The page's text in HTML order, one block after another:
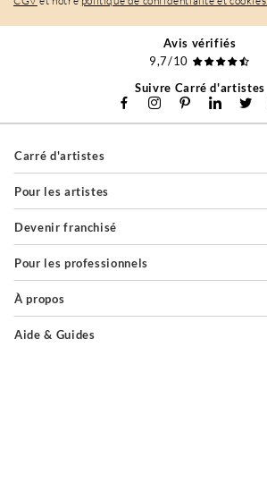
Avis vérifiés
9,7/10
Suivre Carré d'artistes
Carré d'artistes
Pour les artistes
Devenir franchisé
Pour les professionnels
À propos
Aide & Guides